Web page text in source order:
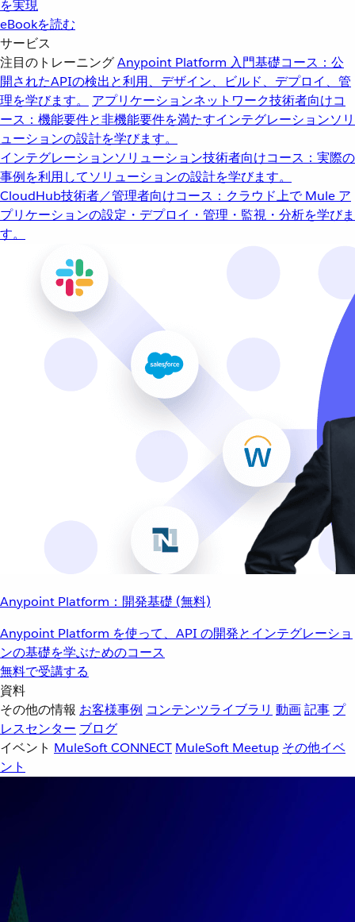
を実現
eBookを読む
サービス
注目のトレーニングAnypoint Platform 入門基礎コース：公
開されたAPIの検出と利用、デザイン、ビルド、デプロイ、管
理を学びます。
アプリケーションネットワーク技術者向けコ
ース：機能要件と非機能要件を満たすインテグレーションソリ
ューションの設計を学びます。
インテグレーションソリューション技術者向けコース：実際の
事例を利用してソリューションの設計を学びます。
CloudHub技術者／管理者向けコース：クラウド上で Mule ア
プリケーションの設定・デプロイ・管理・監視・分析を学びま
す。
Anypoint Platform：開発基礎 (無料)
Anypoint Platform を使って、API の開発とインテグレーショ
ンの基礎を学ぶためのコース
無料で受講する
資料
その他の情報 お客様事例 コンテンツライブラリ 動画記事 プ
レスセンター ブログ
イベント MuleSoft CONNECT MuleSoft Meetup その他イベ
ント